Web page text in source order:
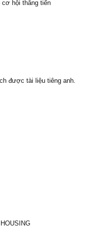
hội thăng tiến
được tài liệu tiêng anh.